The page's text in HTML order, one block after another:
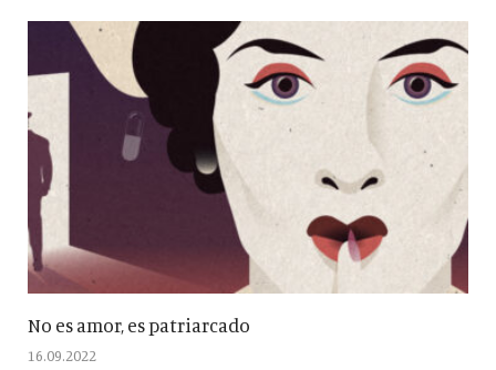
No es amor, es patriarcado
16.09.2022